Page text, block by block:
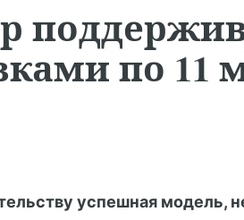
по 11
успешная модель,